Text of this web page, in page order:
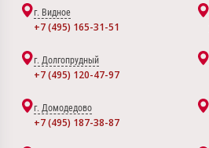
г. Видное
+7 (495) 165-31-51
г. Долгопрудный
+7 (495) 120-47-97
г. Домодедово
+7 (495) 187-38-87